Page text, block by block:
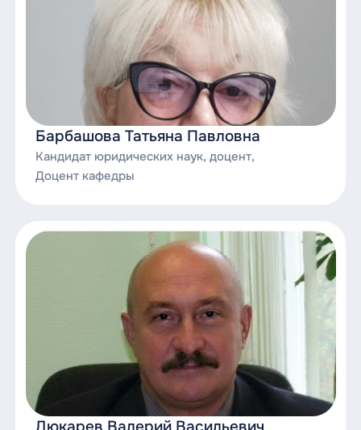
Судебная защита прав потребителей;
Судебная защита прав предпринимателей;
Теория доказательств в гражданском и
арбитражном процессе;
Теоретические и практические проблемы
семейного права;
Технологии юридического проектирования;
Третейское судопроизводство;
Трудовое право;
Финансовое право;
Экологическое право;
Научно-исследовательская деятельность и
Барбашова Татьяна Павловна
Кандидат юридических наук, доцент,
Доцент кафедры